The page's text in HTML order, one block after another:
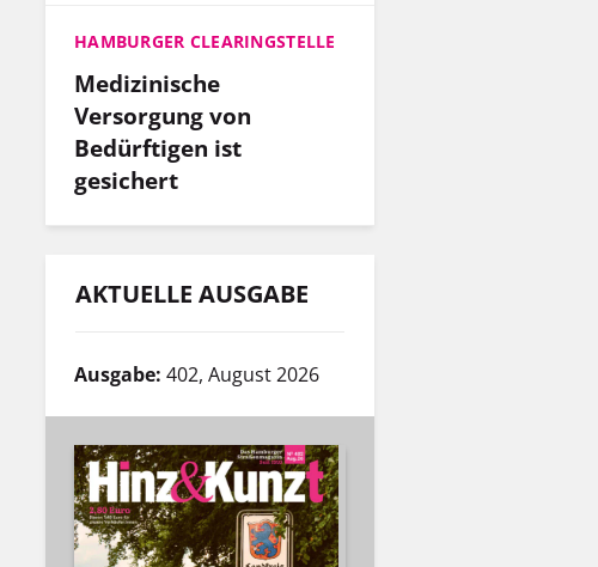
HAMBURGER CLEARINGSTELLE
Medizinische
Versorgung von
Bedürftigen ist
gesichert
AKTUELLE AUSGABE
Ausgabe: 402, August 2026